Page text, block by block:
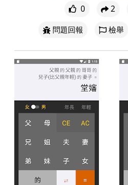
0 2
問題回報
檢舉